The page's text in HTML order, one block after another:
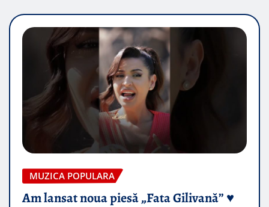
MUZICA POPULARA
Am lansat noua piesă „Fata Gilivană” ♥️